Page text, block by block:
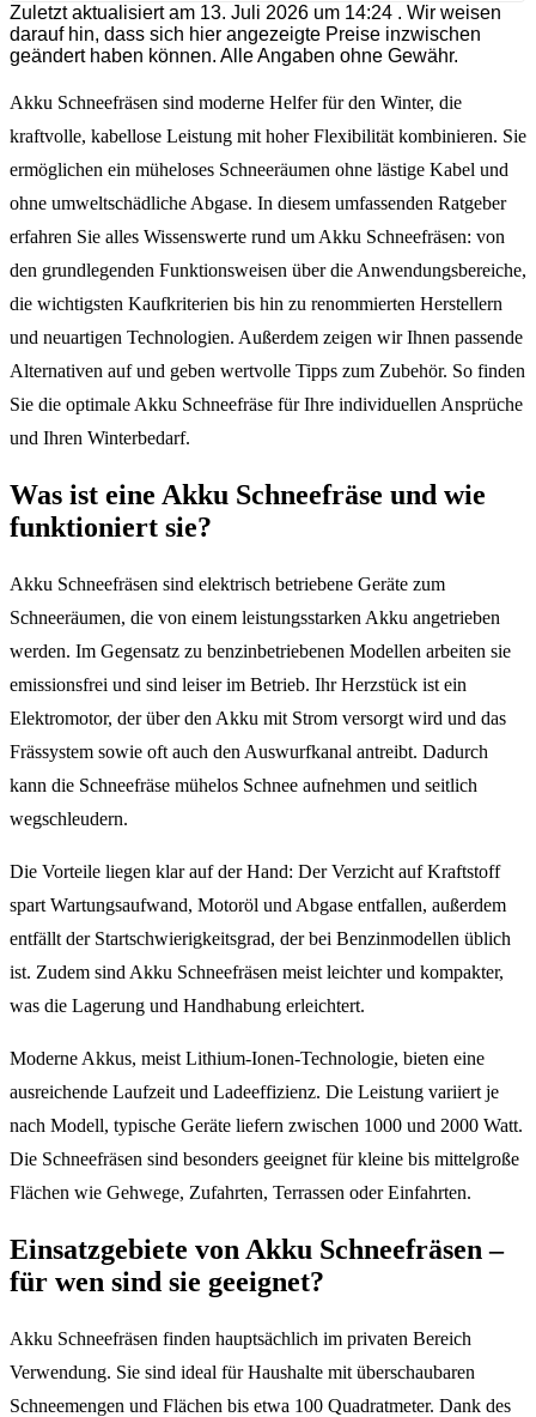
Zuletzt aktualisiert am 13. Juli 2026 um 14:24 . Wir weisen
darauf hin, dass sich hier angezeigte Preise inzwischen
geändert haben können. Alle Angaben ohne Gewähr.
Akku Schneefräsen sind moderne Helfer für den Winter, die
kraftvolle, kabellose Leistung mit hoher Flexibilität kombinieren. Sie
ermöglichen ein müheloses Schneeräumen ohne lästige Kabel und
ohne umweltschädliche Abgase. In diesem umfassenden Ratgeber
erfahren Sie alles Wissenswerte rund um Akku Schneefräsen: von
den grundlegenden Funktionsweisen über die Anwendungsbereiche,
die wichtigsten Kaufkriterien bis hin zu renommierten Herstellern
und neuartigen Technologien. Außerdem zeigen wir Ihnen passende
Alternativen auf und geben wertvolle Tipps zum Zubehör. So finden
Sie die optimale Akku Schneefräse für Ihre individuellen Ansprüche
und Ihren Winterbedarf.
Was ist eine Akku Schneefräse und wie
funktioniert sie?
Akku Schneefräsen sind elektrisch betriebene Geräte zum
Schneeräumen, die von einem leistungsstarken Akku angetrieben
werden. Im Gegensatz zu benzinbetriebenen Modellen arbeiten sie
emissionsfrei und sind leiser im Betrieb. Ihr Herzstück ist ein
Elektromotor, der über den Akku mit Strom versorgt wird und das
Frässystem sowie oft auch den Auswurfkanal antreibt. Dadurch
kann die Schneefräse mühelos Schnee aufnehmen und seitlich
wegschleudern.
Die Vorteile liegen klar auf der Hand: Der Verzicht auf Kraftstoff
spart Wartungsaufwand, Motoröl und Abgase entfallen, außerdem
entfällt der Startschwierigkeitsgrad, der bei Benzinmodellen üblich
ist. Zudem sind Akku Schneefräsen meist leichter und kompakter,
was die Lagerung und Handhabung erleichtert.
Moderne Akkus, meist Lithium-Ionen-Technologie, bieten eine
ausreichende Laufzeit und Ladeeffizienz. Die Leistung variiert je
nach Modell, typische Geräte liefern zwischen 1000 und 2000 Watt.
Die Schneefräsen sind besonders geeignet für kleine bis mittelgroße
Flächen wie Gehwege, Zufahrten, Terrassen oder Einfahrten.
Einsatzgebiete von Akku Schneefräsen –
für wen sind sie geeignet?
Akku Schneefräsen finden hauptsächlich im privaten Bereich
Verwendung. Sie sind ideal für Haushalte mit überschaubaren
Schneemengen und Flächen bis etwa 100 Quadratmeter. Dank des